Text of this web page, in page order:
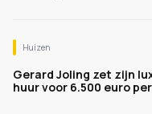
Huizen
Gerard Joling zet zijn
huur voor 6.500 euro